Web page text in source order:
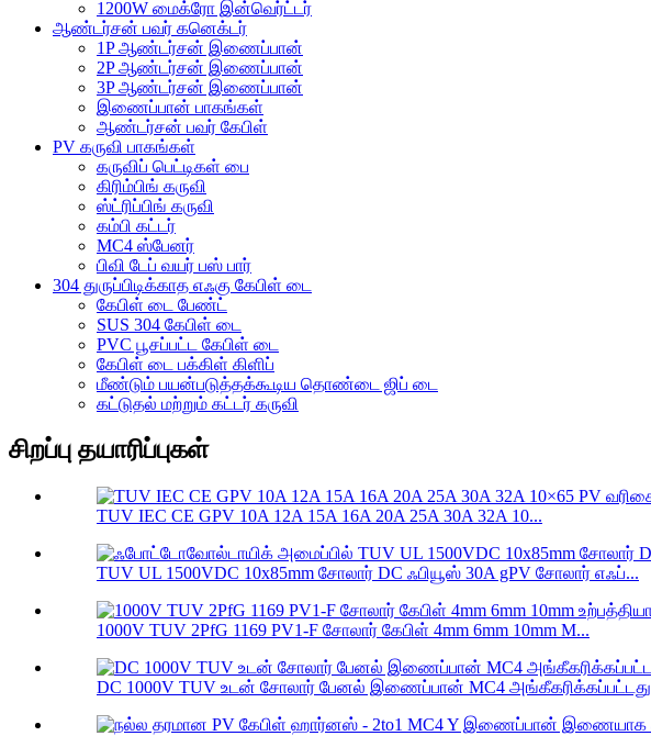
1200W மைக்ரோ இன்வெர்ட்டர்
ஆண்டர்சன் பவர் கனெக்டர்
1P ஆண்டர்சன் இணைப்பான்
2P ஆண்டர்சன் இணைப்பான்
3P ஆண்டர்சன் இணைப்பான்
இணைப்பான் பாகங்கள்
ஆண்டர்சன் பவர் கேபிள்
PV கருவி பாகங்கள்
கருவிப் பெட்டிகள் பை
கிரிம்பிங் கருவி
ஸ்ட்ரிப்பிங் கருவி
கம்பி கட்டர்
MC4 ஸ்பேனர்
பிவி டேப் வயர் பஸ் பார்
304 துருப்பிடிக்காத எஃகு கேபிள் டை
கேபிள் டை பேண்ட்
SUS 304 கேபிள் டை
PVC பூசப்பட்ட கேபிள் டை
கேபிள் டை பக்கிள் கிளிப்
மீண்டும் பயன்படுத்தக்கூடிய தொண்டை ஜிப் டை
கட்டுதல் மற்றும் கட்டர் கருவி
சிறப்பு தயாரிப்புகள்
TUV IEC CE GPV 10A 12A 15A 16A 20A 25A 30A 32A 10...
TUV UL 1500VDC 10x85mm சோலார் DC ஃபியூஸ் 30A gPV சோலார் எஃப்...
1000V TUV 2PfG 1169 PV1-F சோலார் கேபிள் 4mm 6mm 10mm M...
DC 1000V TUV உடன் சோலார் பேனல் இணைப்பான் MC4 அங்கீகரிக்கப்பட்டது